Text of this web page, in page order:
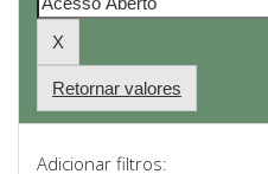
Retornar valores
Adicionar filtros: